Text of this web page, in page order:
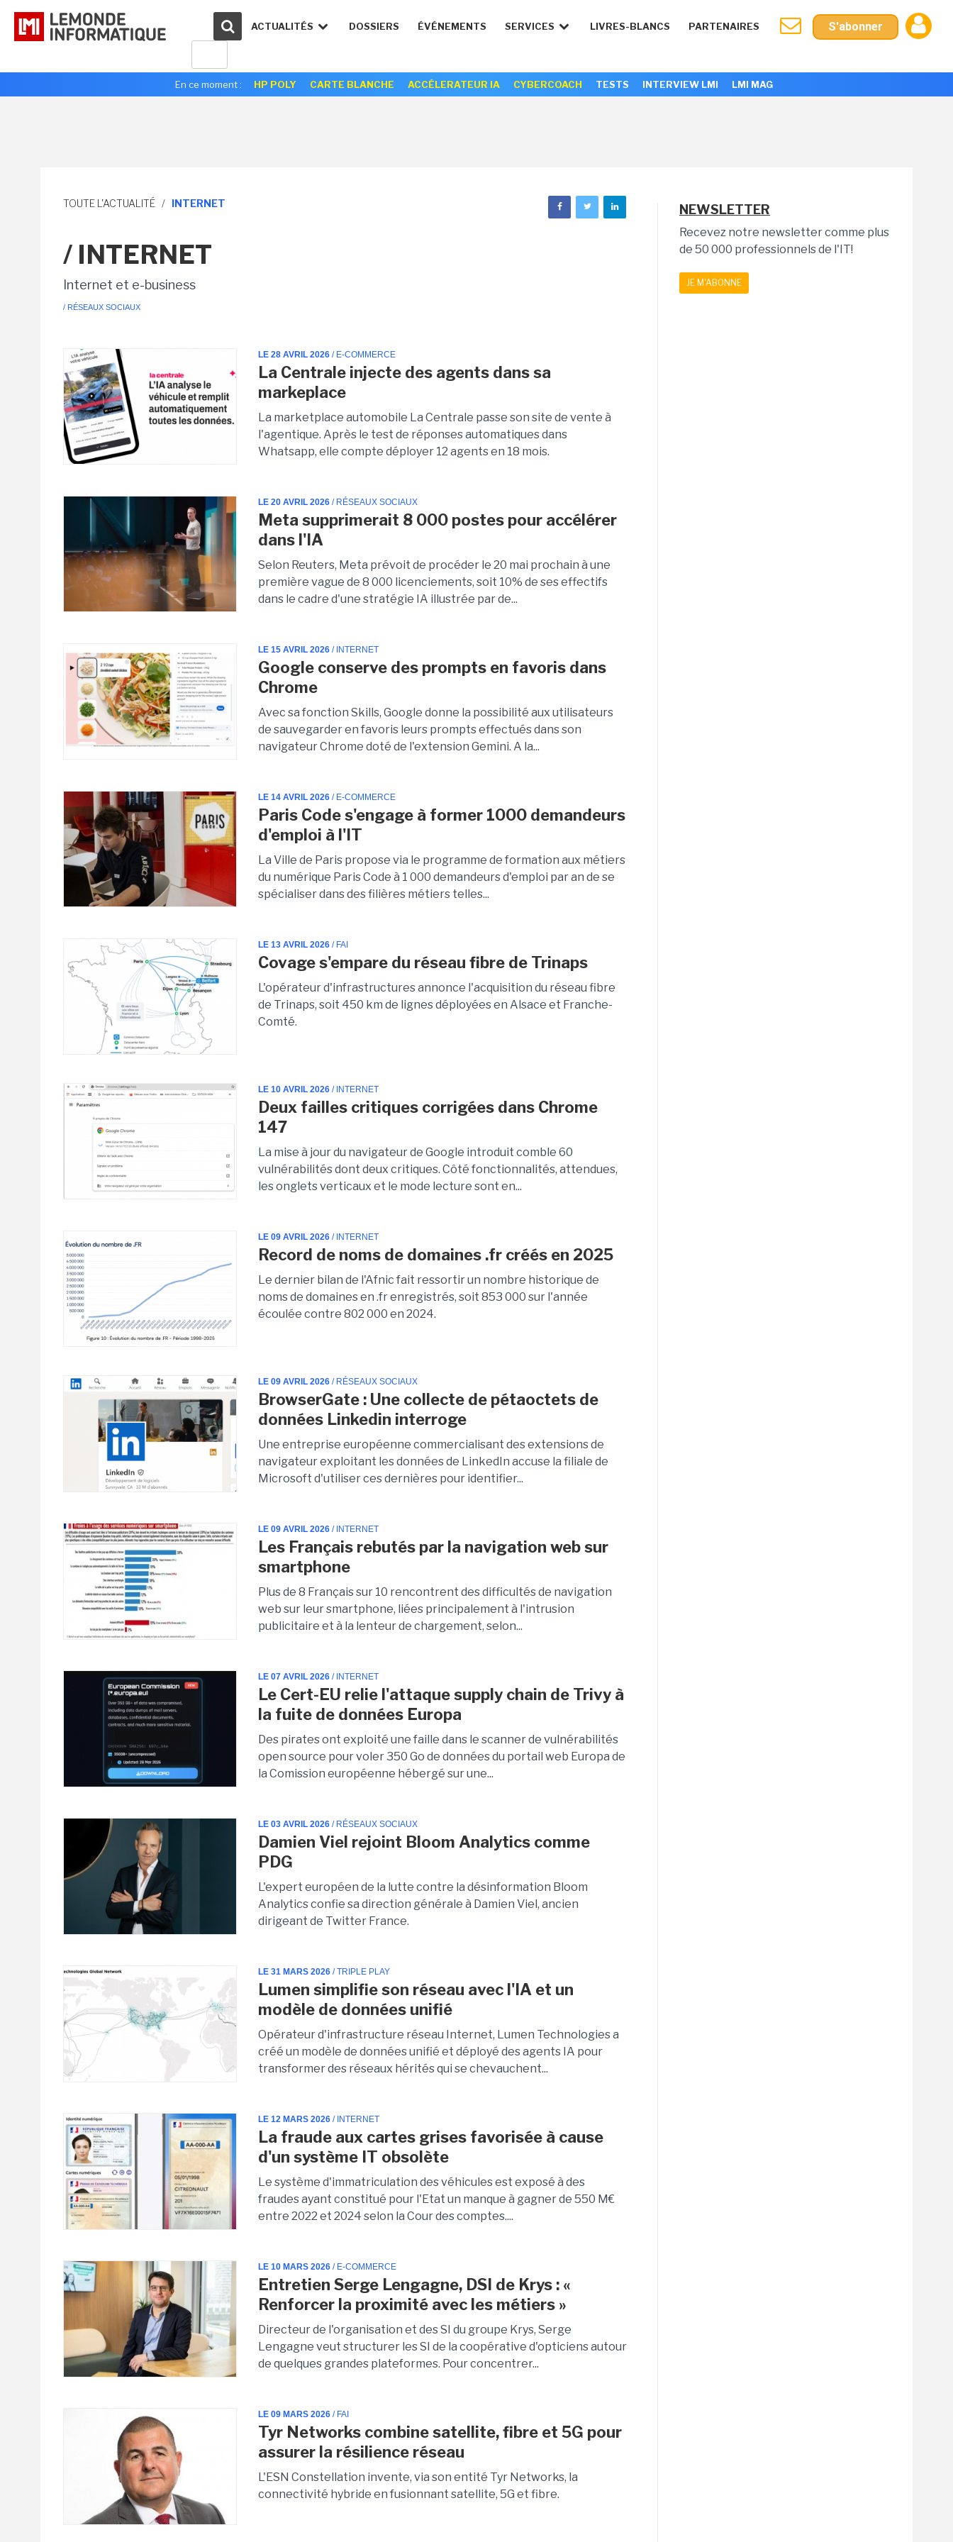
ACTUALITÉS DOSSIERS ÉVÉNEMENTS SERVICES LIVRES-BLANCS PARTENAIRES S'abonner
En ce moment : HP POLY CARTE BLANCHE ACCÉLERATEUR IA CYBERCOACH TESTS INTERVIEW LMI LMI MAG
TOUTE L'ACTUALITÉ / INTERNET
/ INTERNET
Internet et e-business
/ RÉSEAUX SOCIAUX
LE 28 AVRIL 2026 / E-COMMERCE
La Centrale injecte des agents dans sa
markeplace
La marketplace automobile La Centrale passe son site de vente à
l'agentique. Après le test de réponses automatiques dans
Whatsapp, elle compte déployer 12 agents en 18 mois.
LE 20 AVRIL 2026 / RÉSEAUX SOCIAUX
Meta supprimerait 8 000 postes pour accélérer
dans l'IA
Selon Reuters, Meta prévoit de procéder le 20 mai prochain à une
première vague de 8 000 licenciements, soit 10% de ses effectifs
dans le cadre d'une stratégie IA illustrée par de...
LE 15 AVRIL 2026 / INTERNET
Google conserve des prompts en favoris dans
Chrome
Avec sa fonction Skills, Google donne la possibilité aux utilisateurs
de sauvegarder en favoris leurs prompts effectués dans son
navigateur Chrome doté de l'extension Gemini. A la...
LE 14 AVRIL 2026 / E-COMMERCE
Paris Code s'engage à former 1000 demandeurs
d'emploi à l'IT
La Ville de Paris propose via le programme de formation aux métiers
du numérique Paris Code à 1 000 demandeurs d'emploi par an de se
spécialiser dans des filières métiers telles...
LE 13 AVRIL 2026 / FAI
Covage s'empare du réseau fibre de Trinaps
L'opérateur d'infrastructures annonce l'acquisition du réseau fibre
de Trinaps, soit 450 km de lignes déployées en Alsace et Franche-
Comté.
LE 10 AVRIL 2026 / INTERNET
Deux failles critiques corrigées dans Chrome
147
La mise à jour du navigateur de Google introduit comble 60
vulnérabilités dont deux critiques. Côté fonctionnalités, attendues,
les onglets verticaux et le mode lecture sont en...
LE 09 AVRIL 2026 / INTERNET
Record de noms de domaines .fr créés en 2025
Le dernier bilan de l'Afnic fait ressortir un nombre historique de
noms de domaines en .fr enregistrés, soit 853 000 sur l'année
écoulée contre 802 000 en 2024.
LE 09 AVRIL 2026 / RÉSEAUX SOCIAUX
BrowserGate : Une collecte de pétaoctets de
données Linkedin interroge
Une entreprise européenne commercialisant des extensions de
navigateur exploitant les données de LinkedIn accuse la filiale de
Microsoft d'utiliser ces dernières pour identifier...
LE 09 AVRIL 2026 / INTERNET
Les Français rebutés par la navigation web sur
smartphone
Plus de 8 Français sur 10 rencontrent des difficultés de navigation
web sur leur smartphone, liées principalement à l'intrusion
publicitaire et à la lenteur de chargement, selon...
LE 07 AVRIL 2026 / INTERNET
Le Cert-EU relie l'attaque supply chain de Trivy à
la fuite de données Europa
Des pirates ont exploité une faille dans le scanner de vulnérabilités
open source pour voler 350 Go de données du portail web Europa de
la Comission européenne hébergé sur une...
LE 03 AVRIL 2026 / RÉSEAUX SOCIAUX
Damien Viel rejoint Bloom Analytics comme
PDG
L'expert européen de la lutte contre la désinformation Bloom
Analytics confie sa direction générale à Damien Viel, ancien
dirigeant de Twitter France.
LE 31 MARS 2026 / TRIPLE PLAY
Lumen simplifie son réseau avec l'IA et un
modèle de données unifié
Opérateur d'infrastructure réseau Internet, Lumen Technologies a
créé un modèle de données unifié et déployé des agents IA pour
transformer des réseaux hérités qui se chevauchent...
LE 12 MARS 2026 / INTERNET
La fraude aux cartes grises favorisée à cause
d'un système IT obsolète
Le système d'immatriculation des véhicules est exposé à des
fraudes ayant constitué pour l'Etat un manque à gagner de 550 M€
entre 2022 et 2024 selon la Cour des comptes....
LE 10 MARS 2026 / E-COMMERCE
Entretien Serge Lengagne, DSI de Krys : «
Renforcer la proximité avec les métiers »
Directeur de l'organisation et des SI du groupe Krys, Serge
Lengagne veut structurer les SI de la coopérative d'opticiens autour
de quelques grandes plateformes. Pour concentrer...
LE 09 MARS 2026 / FAI
Tyr Networks combine satellite, fibre et 5G pour
assurer la résilience réseau
L'ESN Constellation invente, via son entité Tyr Networks, la
connectivité hybride en fusionnant satellite, 5G et fibre.
NEWSLETTER
Recevez notre newsletter comme plus
de 50 000 professionnels de l'IT!
JE M'ABONNE